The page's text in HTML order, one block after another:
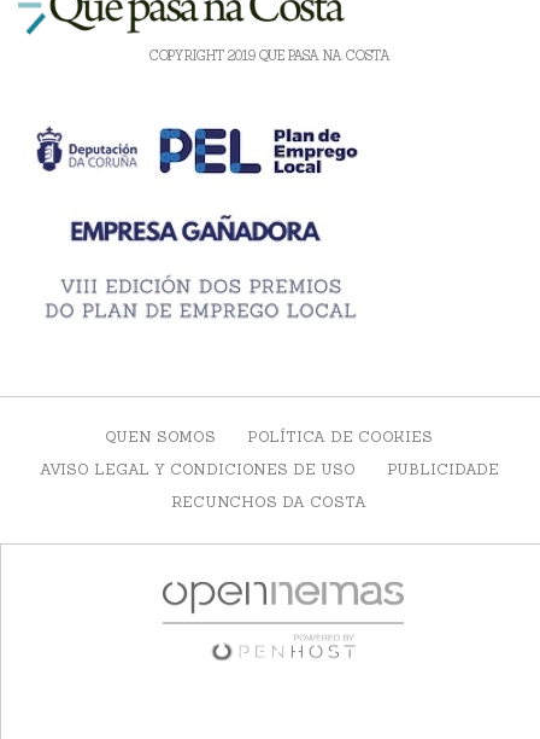
COPYRIGHT 2019 QUE PASA NA COSTA
QUEN SOMOS
POLÍTICA DE COOKIES
AVISO LEGAL Y CONDICIONES DE USO
PUBLICIDADE
RECUNCHOS DA COSTA